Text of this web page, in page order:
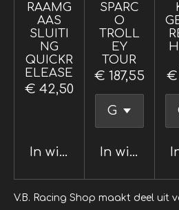
RAAMG
AAS
SLUITI
NG
QUICKR
ELEASE
€ 42,50
In winkelwagen
SPARC
O
TROLL
EY
TOUR
€ 187,55
In
€
V.B. Racing Shop maakt deel uit